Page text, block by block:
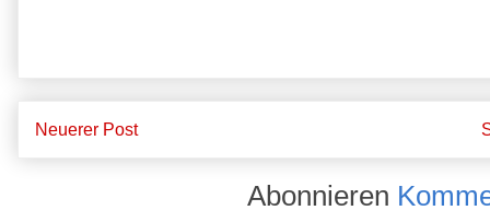
Neuerer Post
Abonnieren